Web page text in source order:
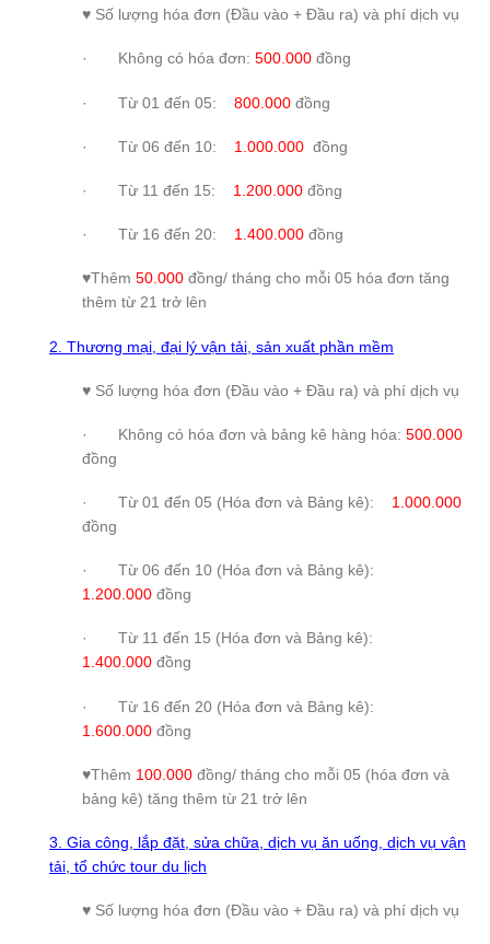
♥ Số lượng hóa đơn (Đầu vào + Đầu ra) và phí dịch vụ
· Không có hóa đơn: 500.000 đồng
· Từ 01 đến 05: 800.000 đồng
· Từ 06 đến 10: 1.000.000 đồng
· Từ 11 đến 15: 1.200.000 đồng
· Từ 16 đến 20: 1.400.000 đồng
♥Thêm 50.000 đồng/ tháng cho mỗi 05 hóa đơn tăng
thêm từ 21 trở lên
2. Thương mại, đại lý vận tải, sản xuất phần mềm
♥ Số lượng hóa đơn (Đầu vào + Đầu ra) và phí dịch vụ
· Không có hóa đơn và bảng kê hàng hóa: 500.000
đồng
· Từ 01 đến 05 (Hóa đơn và Bảng kê): 1.000.000
đồng
· Từ 06 đến 10 (Hóa đơn và Bảng kê):
1.200.000 đồng
· Từ 11 đến 15 (Hóa đơn và Bảng kê):
1.400.000 đồng
· Từ 16 đến 20 (Hóa đơn và Bảng kê):
1.600.000 đồng
♥Thêm 100.000 đồng/ tháng cho mỗi 05 (hóa đơn và
bảng kê) tăng thêm từ 21 trở lên
3. Gia công, lắp đặt, sửa chữa, dịch vụ ăn uống, dịch vụ vận
tải, tổ chức tour du lịch
♥ Số lượng hóa đơn (Đầu vào + Đầu ra) và phí dịch vụ